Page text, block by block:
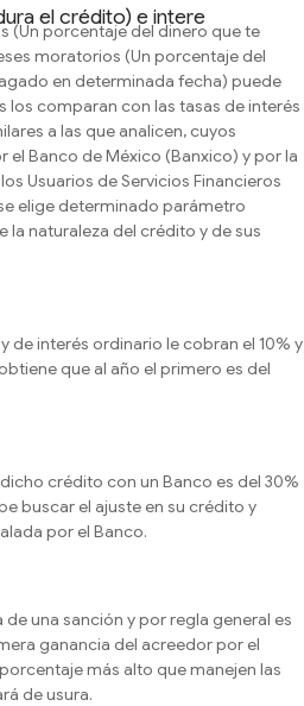
el crédito) e intere
(Un porcentaje del dinero que te
moratorios (Un porcentaje del
en determinada fecha) puede
los comparan con las tasas de interés
a las que analicen, cuyos
Banco de México (Banxico) y por la
Usuarios de Servicios Financieros
elige determinado parámetro
la naturaleza del crédito y de sus
de interés ordinario le cobran el 10% y
que al año el primero es del
crédito con un Banco es del 30%
buscar el ajuste en su crédito y
por el Banco.
una sanción y por regla general es
ganancia del acreedor por el
más alto que manejen las
de usura.